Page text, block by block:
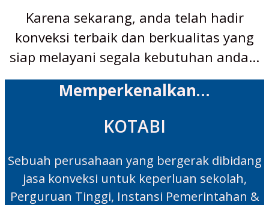
Karena sekarang, anda telah hadir
konveksi terbaik dan berkualitas yang
siap melayani segala kebutuhan anda...
Memperkenalkan…
KOTABI
Sebuah perusahaan yang bergerak dibidang
jasa konveksi untuk keperluan sekolah,
Perguruan Tinggi, Instansi Pemerintahan &